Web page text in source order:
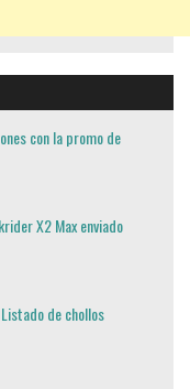
con la promo de
X2 Max enviado
de chollos